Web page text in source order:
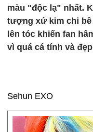
màu "độc lạ" nhất.
tượng xứ kim chi bê
lên tóc khiến fan
vì quá cá tính và
Sehun EXO